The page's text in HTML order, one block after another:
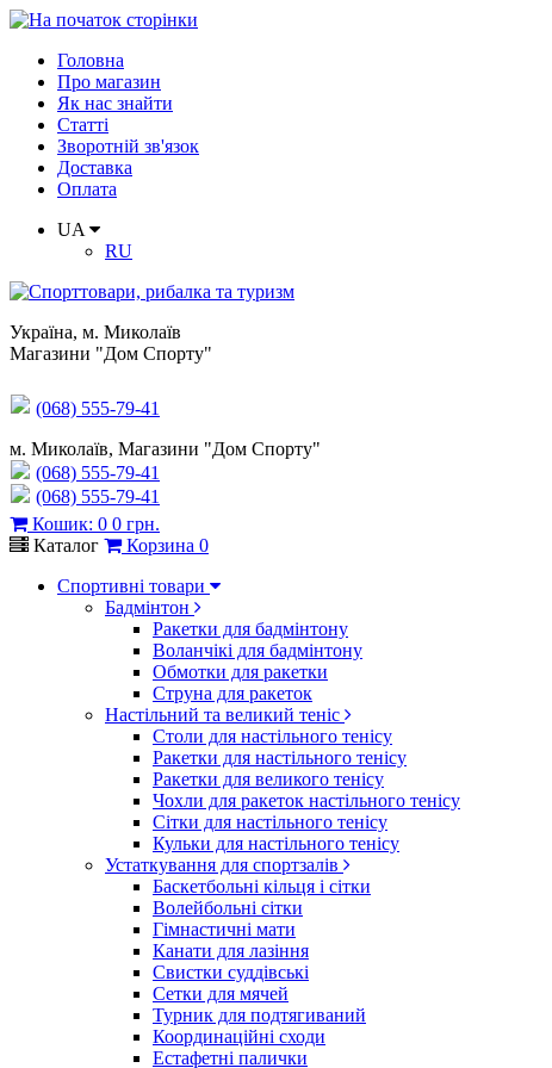
Головна
Про магазин
Як нас знайти
Статті
Зворотній зв'язок
Доставка
Оплата
UA
RU
Україна, м. Миколаїв
Магазини "Дом Спорту"
(068) 555-79-41
м. Миколаїв, Магазини "Дом Спорту"
(068) 555-79-41
(068) 555-79-41
Кошик: 0 0 грн.
Каталог
Корзина 0
Спортивні товари
Бадмінтон
Ракетки для бадмінтону
Воланчікі для бадмінтону
Обмотки для ракетки
Струна для ракеток
Настільний та великий теніс
Столи для настільного тенісу
Ракетки для настільного тенісу
Ракетки для великого тенісу
Чохли для ракеток настільного тенісу
Сітки для настільного тенісу
Кульки для настільного тенісу
Устаткування для спортзалів
Баскетбольні кільця і сітки
Волейбольні сітки
Гімнастичні мати
Канати для лазіння
Свистки суддівські
Сетки для мячей
Турник для подтягиваний
Координаційні сходи
Естафетні палички